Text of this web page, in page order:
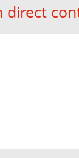
direct